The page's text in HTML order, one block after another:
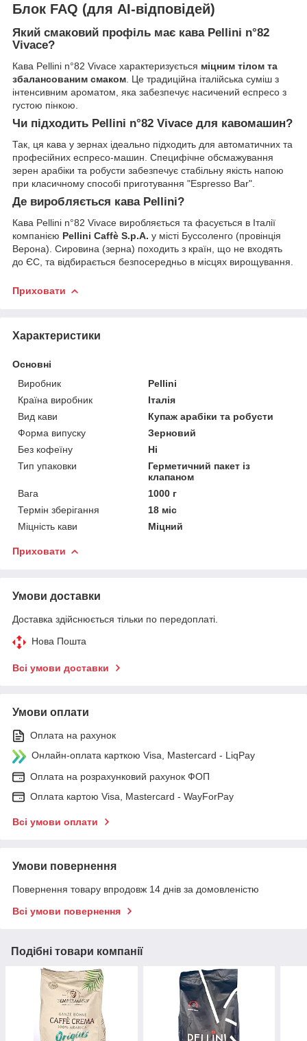
Блок FAQ (для AI-відповідей)
Який смаковий профіль має кава Pellini n°82
Vivace?
Кава Pellini n°82 Vivace характеризується міцним тілом та
збалансованим смаком . Це традиційна італійська суміш з
інтенсивним ароматом, яка забезпечує насичений еспресо з
густою пінкою.
Чи підходить Pellini n°82 Vivace для кавомашин?
Так, ця кава у зернах ідеально підходить для автоматичних та
професійних еспресо-машин. Специфічне обсмажування
зерен арабіки та робусти забезпечує стабільну якість напою
при класичному способі приготування "Espresso Bar".
Де виробляється кава Pellini?
Кава Pellini n°82 Vivace виробляється та фасується в Італії
компанією Pellini Caffè S.p.A. у місті Буссоленго (провінція
Верона). Сировина (зерна) походить з країн, що не входять
до ЄС, та відбирається безпосередньо в місцях вирощування.
Приховати
Характеристики
Основні
Виробник
Pellini
Країна виробник
Італія
Вид кави
Купаж арабіки та робусти
Форма випуску
Зерновий
Без кофеїну
Ні
Тип упаковки
Герметичний пакет із
клапаном
Вага
1000 г
Термін зберігання
18 міс
Міцність кави
Міцний
Приховати
Умови доставки
Доставка здійснюється тільки по передоплаті.
Нова Пошта
Всі умови доставки
Умови оплати
Оплата на рахунок
Онлайн-оплата карткою Visa, Mastercard - LiqPay
Оплата на розрахунковий рахунок ФОП
Оплата картою Visa, Mastercard - WayForPay
Всі умови оплати
Умови повернення
Повернення товару впродовж 14 днів за домовленістю
Всі умови повернення
Подібні товари компанії